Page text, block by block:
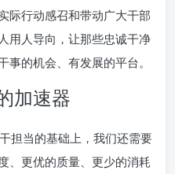
际行动感召和带动广大干部
用人导向，让那些忠诚干净
的机会、有发展的平台。
加速器
担当的基础上，我们还需要
、更优的质量、更少的消耗